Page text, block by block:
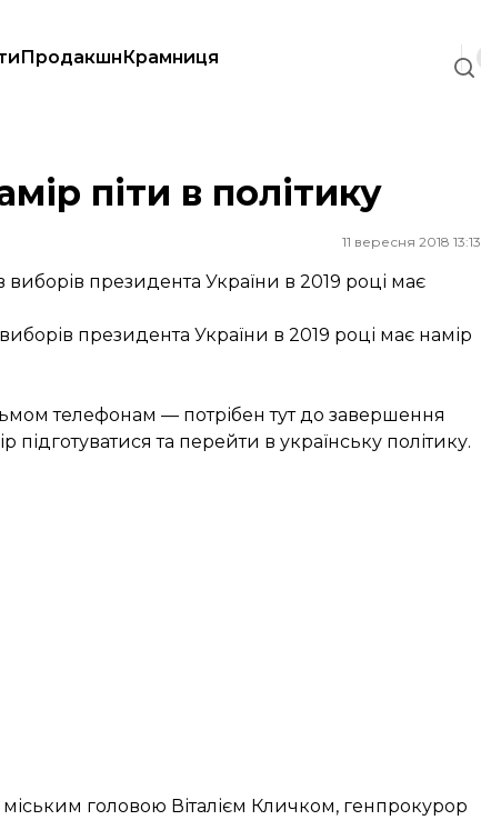
ПродакшнКрамниця
піти в політику
11 вересня 2018 13:13
президента України в 2019 році має
президента України в 2019 році має намір
телефонам — потрібен тут до завершення
та перейти в українську політику.
головою Віталієм Кличком, генпрокурор